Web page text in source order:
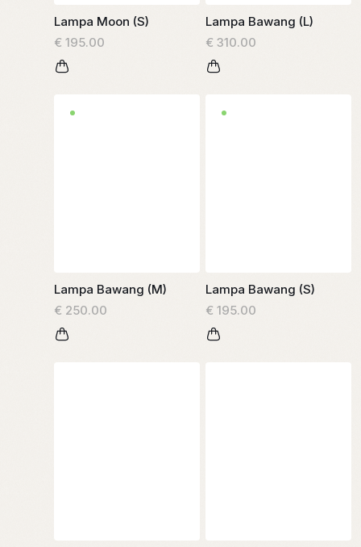
Lampa Moon (S)
€ 195.00
Lampa Bawang (L)
€ 310.00
Lampa Bawang (M)
€ 250.00
Lampa Bawang (S)
€ 195.00